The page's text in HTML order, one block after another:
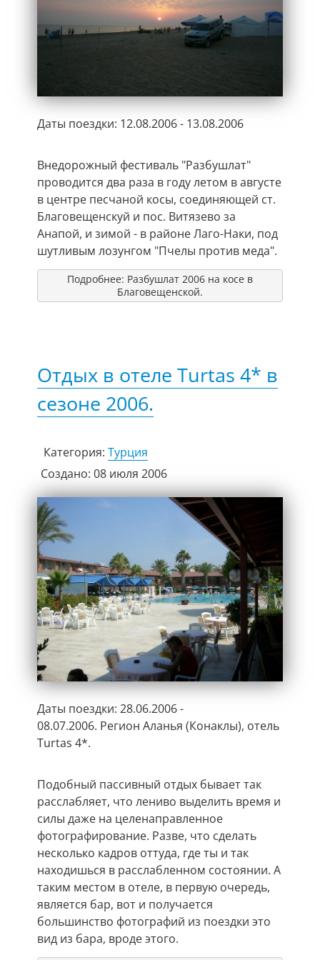
Даты поездки: 12.08.2006 - 13.08.2006
Внедорожный фестиваль "Разбушлат"
проводится два раза в году летом в августе
в центре песчаной косы, соединяющей ст.
Благовещенскуй и пос. Витязево за
Анапой, и зимой - в районе Лаго-Наки, под
шутливым лозунгом "Пчелы против меда".
Подробнее: Разбушлат 2006 на косе в
Благовещенской.
Отдых в отеле Turtas 4* в
сезоне 2006.
Категория: Турция
Создано: 08 июля 2006
Даты поездки: 28.06.2006 -
08.07.2006. Регион Аланья (Конаклы), отель
Turtas 4*.
Подобный пассивный отдых бывает так
расслабляет, что лениво выделить время и
силы даже на целенаправленное
фотографирование. Разве, что сделать
несколько кадров оттуда, где ты и так
находишься в расслабленном состоянии. А
таким местом в отеле, в первую очередь,
является бар, вот и получается
большинство фотографий из поездки это
вид из бара, вроде этого.